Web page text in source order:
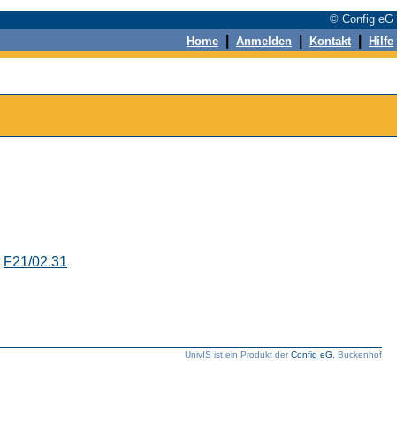
© Config eG
Home Anmelden Kontakt Hilfe
F21/02.31
UnivIS ist ein Produkt derConfig eG , Buckenhof